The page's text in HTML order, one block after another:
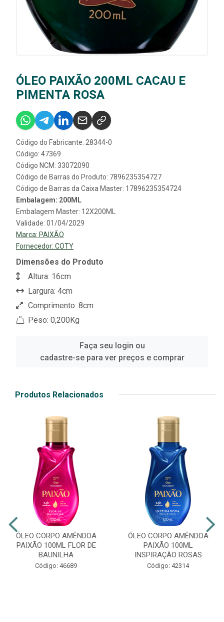
ÓLEO PAIXÃO 200ML CACAU E
PIMENTA ROSA
Código do Fabricante: 28344-0
Código: 47369
Código NCM: 33072090
Código de Barras do Produto: 7896235354727
Código de Barras da Caixa Master: 17896235354724
Embalagem: 200ML
Embalagem Master: 12X200ML
Validade: 01/04/2029
Marca: PAIXÃO
Fornecedor: COTY
Dimensões do Produto
Altura: 16cm
Largura: 4cm
Comprimento: 8cm
Peso: 0,200Kg
Faça seu login ou
cadastre-se para ver preços e comprar
Produtos Relacionados
ÓLEO CORPO AMÊNDOA
PAIXÃO 100ML FLOR DE
BAUNILHA
Código: 46689
ÓLEO CORPO AMÊNDOA
PAIXÃO 100ML
INSPIRAÇÃO ROSAS
Código: 42314